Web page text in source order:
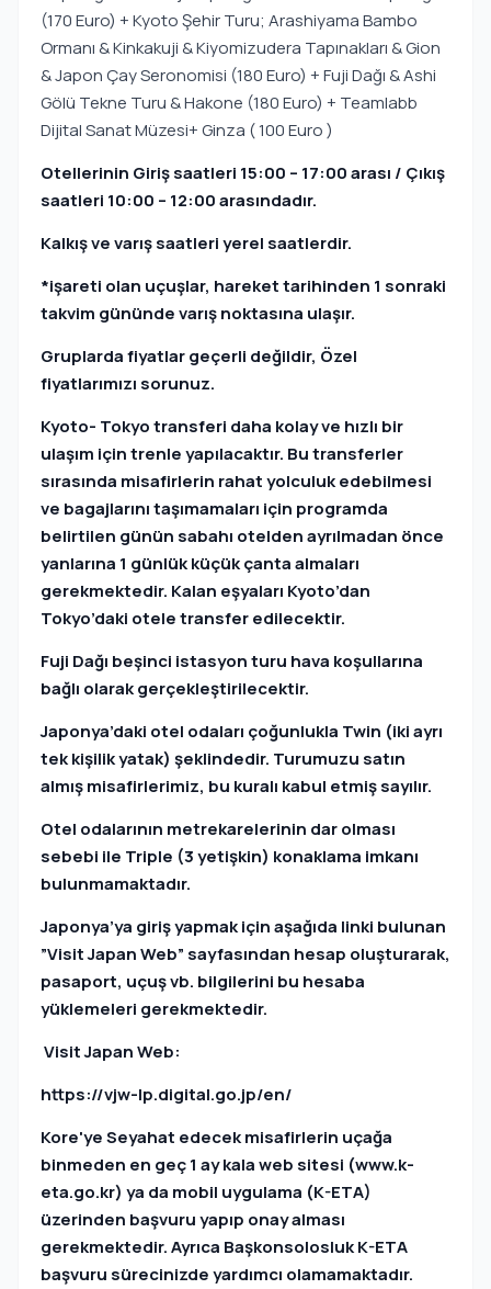
(170 Euro) + Kyoto Şehir Turu; Arashiyama Bambo
Ormanı & Kinkakuji & Kiyomizudera Tapınakları & Gion
& Japon Çay Seronomisi (180 Euro) + Fuji Dağı & Ashi
Gölü Tekne Turu & Hakone (180 Euro) + Teamlabb
Dijital Sanat Müzesi+ Ginza ( 100 Euro )
Otellerinin Giriş saatleri 15:00 – 17:00 arası / Çıkış
saatleri 10:00 – 12:00 arasındadır.
Kalkış ve varış saatleri yerel saatlerdir.
*işareti olan uçuşlar, hareket tarihinden 1 sonraki
takvim gününde varış noktasına ulaşır.
Gruplarda fiyatlar geçerli değildir, Özel
fiyatlarımızı sorunuz.
Kyoto- Tokyo transferi daha kolay ve hızlı bir
ulaşım için trenle yapılacaktır. Bu transferler
sırasında misafirlerin rahat yolculuk edebilmesi
ve bagajlarını taşımamaları için programda
belirtilen günün sabahı otelden ayrılmadan önce
yanlarına 1 günlük küçük çanta almaları
gerekmektedir. Kalan eşyaları Kyoto’dan
Tokyo’daki otele transfer edilecektir.
Fuji Dağı beşinci istasyon turu hava koşullarına
bağlı olarak gerçekleştirilecektir.
Japonya’daki otel odaları çoğunlukla Twin (iki ayrı
tek kişilik yatak) şeklindedir. Turumuzu satın
almış misafirlerimiz, bu kuralı kabul etmiş sayılır.
Otel odalarının metrekarelerinin dar olması
sebebi ile Triple (3 yetişkin) konaklama imkanı
bulunmamaktadır.
Japonya’ya giriş yapmak için aşağıda linki bulunan
”Visit Japan Web” sayfasından hesap oluşturarak,
pasaport, uçuş vb. bilgilerini bu hesaba
yüklemeleri gerekmektedir.
Visit Japan Web:
https://vjw-lp.digital.go.jp/en/
Kore'ye Seyahat edecek misafirlerin uçağa
binmeden en geç 1 ay kala web sitesi (www.k-
eta.go.kr) ya da mobil uygulama (K-ETA)
üzerinden başvuru yapıp onay alması
gerekmektedir. Ayrıca Başkonsolosluk K-ETA
başvuru sürecinizde yardımcı olamamaktadır.